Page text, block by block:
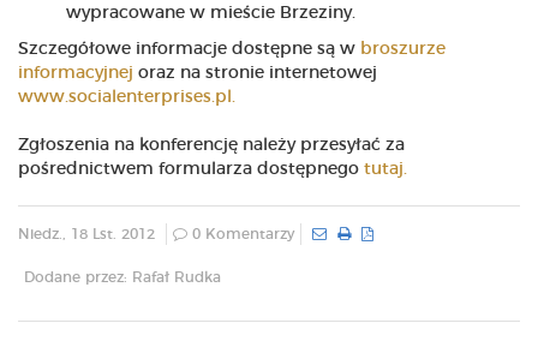
wypracowane w mieście Brzeziny.
Szczegółowe informacje dostępne są w broszurze
informacyjnej oraz na stronie internetowej
www.socialenterprises.pl.
Zgłoszenia na konferencję należy przesyłać za
pośrednictwem formularza dostępnego tutaj.
Niedz., 18 Lst. 2012 0 Komentarzy
Dodane przez: Rafał Rudka